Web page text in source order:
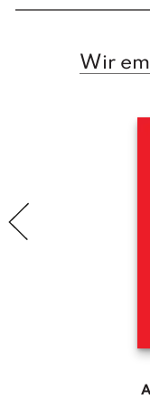
Wir